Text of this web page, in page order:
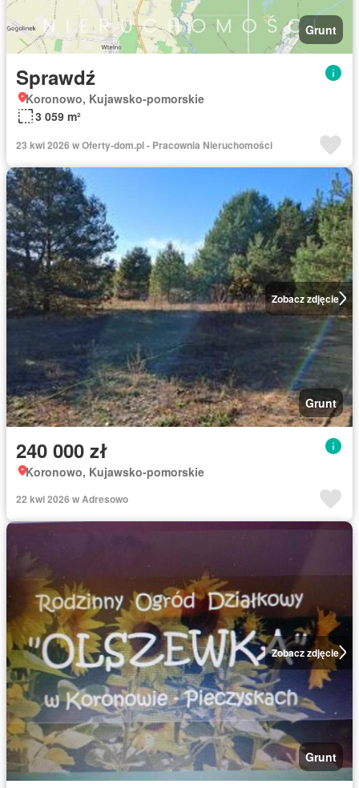
Grunt
Sprawdź
Koronowo, Kujawsko-pomorskie
3 059 m²
23 kwi 2026 w Oferty-dom.pl - Pracownia Nieruchomości
Zobacz zdjęcie
Grunt
240 000 zł
Koronowo, Kujawsko-pomorskie
22 kwi 2026 w Adresowo
Zobacz zdjęcie
Grunt